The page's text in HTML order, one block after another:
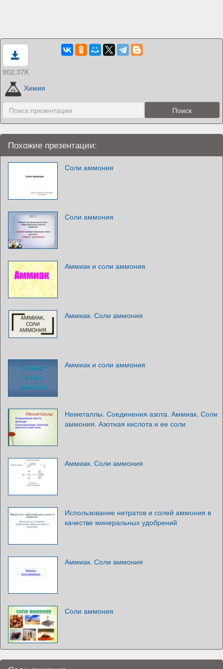
902.37K
Химия
Похожие презентации:
Соли аммония
Соли аммония
Аммиак и соли аммония
Аммиак. Соли аммония
Аммиак и соли аммония
Неметаллы. Соединения азота. Аммиак. Соли
аммония. Азотная кислота и ее соли
Аммиак. Соли аммония
Использование нитратов и солей аммония в
качестве минеральных удобрений
Аммиак. Соли аммония
Соли аммония